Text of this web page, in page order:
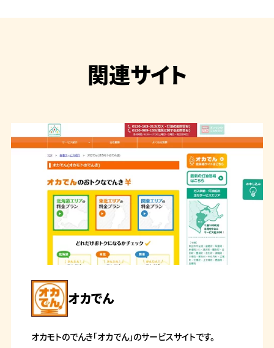
関連サイト
オカでん
オカモトのでんき「オカでん」のサービスサイトです。